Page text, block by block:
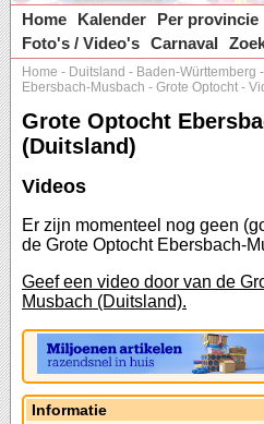
Home
Kalender Per provincie
Foto's / Video's Carnaval
Home - Duitsland - Baden-Württemberg -
Ebersbach-Musbach - Grote Optocht -
Grote Optocht
(Duitsland)
Videos
Er zijn momenteel nog geen
de Grote Optocht Ebersbach-
Geef een video door van de
Musbach (Duitsland).
Informatie